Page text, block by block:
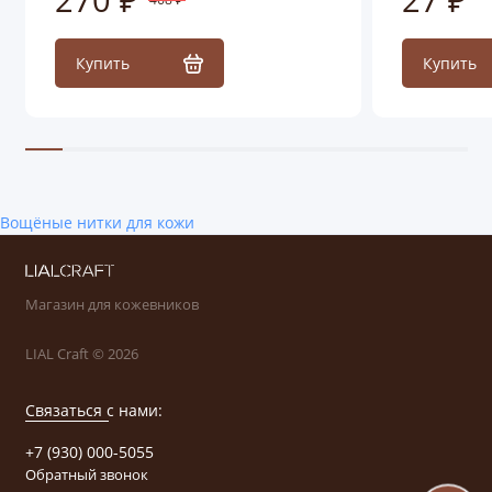
Купить Купить
Вощёные нитки для кожи
Магазин для кожевников
LIAL Craft © 2026
Связаться с нами:
+7 (930) 000-5055
Обратный звонок